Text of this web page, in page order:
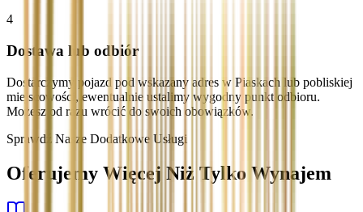
4
Dostawa lub odbiór
Dostarczymy pojazd pod wskazany adres w Piaskach lub pobliskiej
miejscowości, ewentualnie ustalimy wygodny punkt odbioru.
Możesz od razu wrócić do swoich obowiązków.
Sprawdź Nasze Dodatkowe Usługi
Oferujemy Więcej Niż Tylko Wynajem